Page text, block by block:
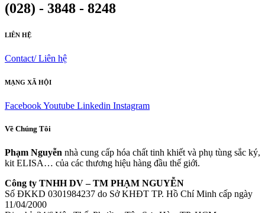
(028) - 3848 - 8248
LIÊN HỆ
Contact/ Liên hệ
MẠNG XÃ HỘI
FacebookYoutube Linkedin Instagram
Về Chúng Tôi
Phạm Nguyễn nhà cung cấp hóa chất tinh khiết và phụ tùng sắc ký,
kit ELISA… của các thương hiệu hàng đầu thế giới.
Công ty TNHH DV – TM PHẠM NGUYỄN
Số ĐKKD 0301984237 do Sở KHĐT TP. Hồ Chí Minh cấp ngày
11/04/2000